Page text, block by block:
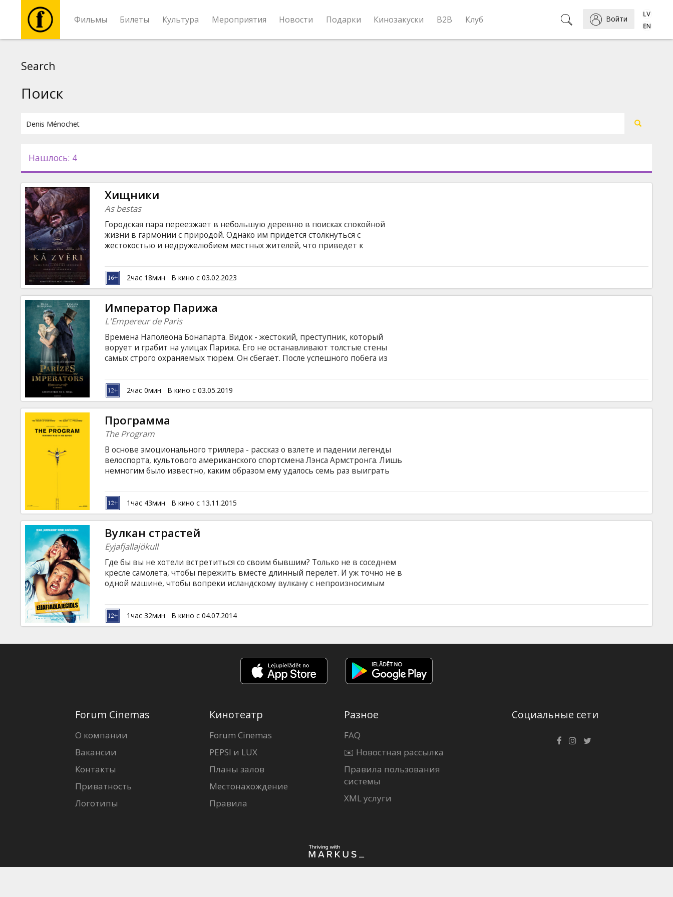
Фильмы Билеты Культура Мероприятия Новости Подарки Кинозакуски B2B Клуб Войти
Новости
Подарки
Кинозакуски
B2B
Клуб
Search
Поиск
Нашлось: 4
Хищники
As bestas
Городская пара переезжает в небольшую деревню в поисках спокойной
жизни в гармонии с природой. Однако им придется столкнуться с
жестокостью и недружелюбием местных жителей, что приведет к
языках с субтитрами на латышском и русском языках.
2час 18мин В кино с 03.02.2023
Император Парижа
L'Empereur de Paris
Времена Наполеона Бонапарта. Видок - жестокий, преступник, который
ворует и грабит на улицах Парижа. Его не останавливают толстые стены
самых строго охраняемых тюрем. Oн сбегает. После успешного побега из
торговец не кто иной, как известный беглец. Видок сотрудничает с
полицией и, в обмен на свободу, помогает ей очищать улицы от
всевозможных воров, и, создает целую империю борьбы с преступностью.
Фильм на французском языке с субтитрами на латышском и русском языках.
2час 0мин В кино с 03.05.2019
Программа
The Program
В основе эмоционального триллера - рассказ о взлете и падении легенды
велоспорта, культового американского спортсмена Лэнса Армстронга. Лишь
немногим было известно, каким образом ему удалось семь раз выиграть
легенда, герой, лжец. Фильм на английском языке с субтитрами на
латышском и русском языках.
1час 43мин В кино с 13.11.2015
Вулкан страстей
Eyjafjallajökull
Где бы вы не хотели встретиться со своим бывшим? Только не в соседнем
кресле самолета, чтобы пережить вместе длинный перелет. И уж точно не в
одной машине, чтобы вопреки исландскому вулкану с непроизносимым
может случиться всякое. И угон самолета, и авария, и побег из полиции и
даже… возвращение романтики. Фильм на французском языке с субтитрами
на латышском и русском языках.
1час 32мин В кино с 04.07.2014
Forum Cinemas
О компании
Вакансии
Контакты
Приватность
Логотипы
Кинотеатр
Forum Cinemas
PEPSI и LUX
Планы залов
Местонахождение
Правила
Разное
FAQ
✉️ Новостная рассылка
Правила пользования
системы
XML услуги
Социальные сети